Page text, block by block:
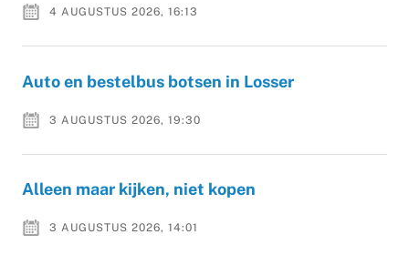
4 AUGUSTUS 2026, 16:13
Auto en bestelbus botsen in Losser
3 AUGUSTUS 2026, 19:30
Alleen maar kijken, niet kopen
3 AUGUSTUS 2026, 14:01